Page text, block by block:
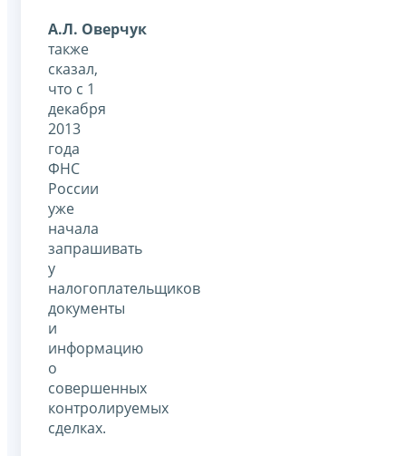
А.Л. Оверчук
также
сказал,
что с 1
декабря
2013
года
ФНС
России
уже
начала
запрашивать
у
налогоплательщиков
документы
и
информацию
о
совершенных
контролируемых
сделках.